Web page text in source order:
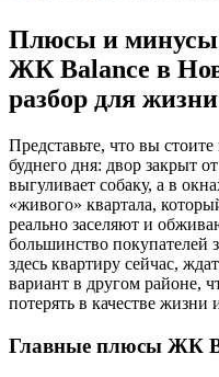
Плюсы и минусы
ЖК Balance в
разбор для
Представьте, что вы стоите
буднего дня: двор закрыт
выгуливает собаку, а в
«живого» квартала,
реально заселяют и
большинство покупателей
здесь квартиру сейчас,
вариант в другом районе,
потерять в качестве жизни
Главные плюсы ЖК